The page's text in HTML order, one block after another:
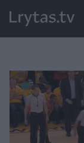
Paremkite